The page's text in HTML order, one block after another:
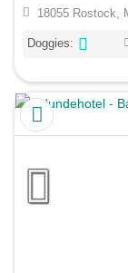
18055 Rostock,
Doggies: